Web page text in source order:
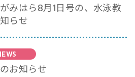
みはら8月1日号の、水泳教
らせ
お知らせ